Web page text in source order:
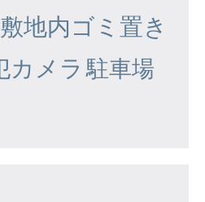
敷地内ゴミ置き
カメラ 駐車場